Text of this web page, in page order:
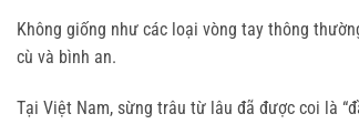
Không giống như các loại vòng tay thông
cù và bình an.
Tại Việt Nam, sừng trâu từ lâu đã được coi là